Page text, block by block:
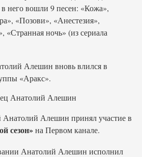
него вошли 9 песен: «Кожа»,
«Позови», «Анестезия»,
ночь» (из сериала
Алешин вновь влился в
«Аракс».
Анатолий Алешин принял участие в
сезон»на Первом канале.
Анатолий Алешин исполнил